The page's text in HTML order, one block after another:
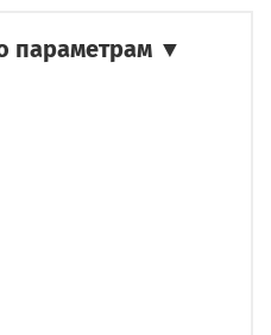
параметрам ▼